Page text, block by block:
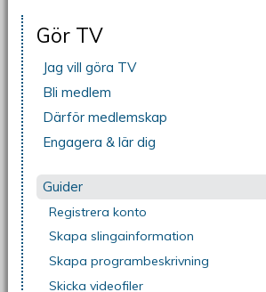
Gör TV
Jag vill göra TV
Bli medlem
Därför medlemskap
Engagera & lär dig
Guider
Registrera konto
Skapa slingainformation
Skapa programbeskrivning
Skicka videofiler